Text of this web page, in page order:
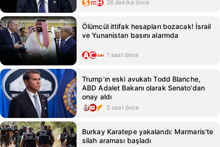
26 dakika önce
Ölümcül ittifak hesapları bozacak! İsrail
ve Yunanistan basını alarmda
1 saat önce
Trump'ın eski avukatı Todd Blanche,
ABD Adalet Bakanı olarak Senato'dan
onay aldı
2 saat önce
Burkay Karatepe yakalandı: Marmaris'te
silah araması başladı